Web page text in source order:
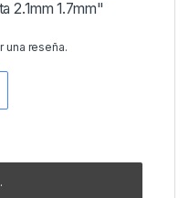
2.1mm 1.7mm"
una reseña.